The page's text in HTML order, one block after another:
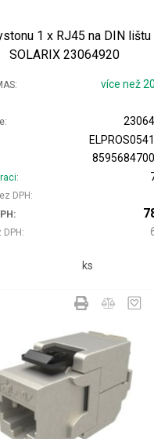
1 x RJ45 na DIN
SOLARIX 23064920
více než
DPH
ks